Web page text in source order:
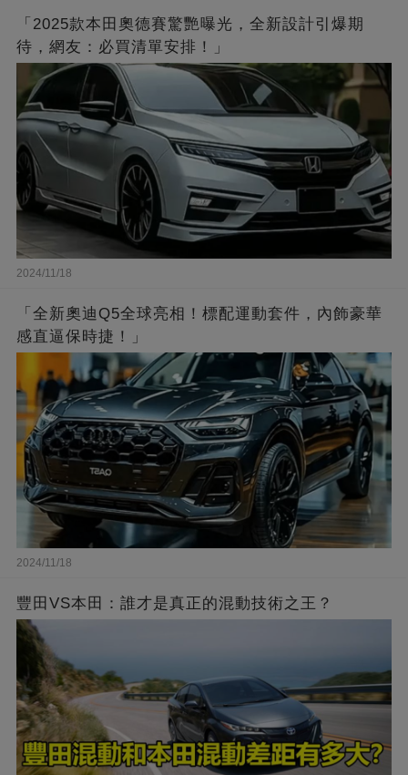
「2025款本田奧德賽驚艷曝光，全新設計引爆期
待，網友：必買清單安排！」
2024/11/18
「全新奧迪Q5全球亮相！標配運動套件，內飾豪華
感直逼保時捷！」
2024/11/18
豐田VS本田：誰才是真正的混動技術之王？